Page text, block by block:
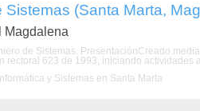
Sistemas (Santa Marta,
Magdalena
de Sistemas. PresentaciónCreado
rectoral 623 de 1993, iniciando
y Sistemas en Santa Marta